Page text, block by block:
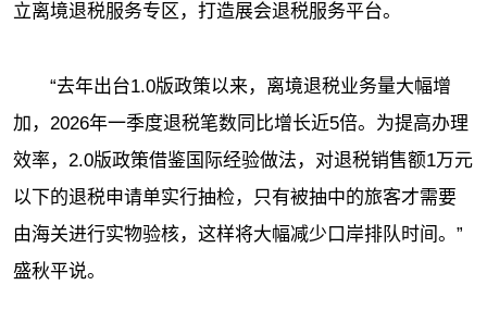
立离境退税服务专区，打造展会退税服务平台。
“去年出台1.0版政策以来，离境退税业务量大幅增
加，2026年一季度退税笔数同比增长近5倍。为提高办理
效率，2.0版政策借鉴国际经验做法，对退税销售额1万元
以下的退税申请单实行抽检，只有被抽中的旅客才需要
由海关进行实物验核，这样将大幅减少口岸排队时间。”
盛秋平说。